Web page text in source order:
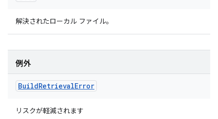
解決されたローカル ファイル。
例外
BuildRetrievalError
リスクが軽減されます